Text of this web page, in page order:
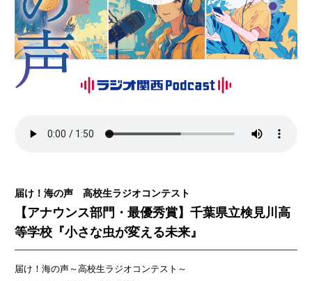
届け！海の声 高校生ラジオコンテスト
【アナウンス部門・最優秀賞】千葉県立検見川高
等学校『小さな虫が変える未来』
届け！海の声～高校生ラジオコンテスト～